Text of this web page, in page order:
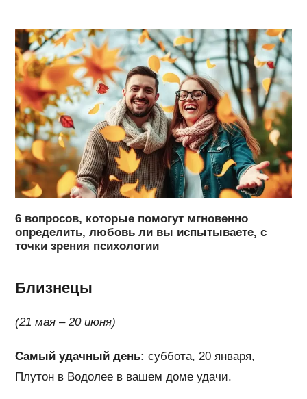
6 вопросов, которые помогут мгновенно
определить, любовь ли вы испытываете, с
точки зрения психологии
Близнецы
(21 мая – 20 июня)
Самый удачный день: суббота, 20 января,
Плутон в Водолее в вашем доме удачи.